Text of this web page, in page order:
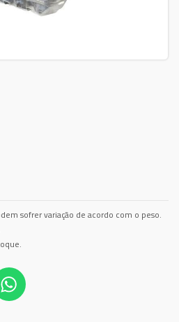
sofrer variação de acordo com o peso.